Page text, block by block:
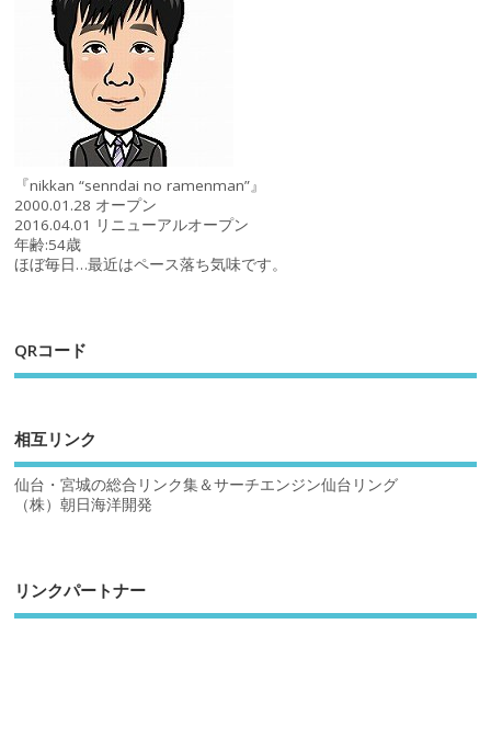
『nikkan “senndai no ramenman”』
2000.01.28 オープン
2016.04.01 リニューアルオープン
年齢:54歳
ほぼ毎日…最近はペース落ち気味です。
QRコード
相互リンク
仙台・宮城の総合リンク集＆サーチエンジン仙台リング
（株）朝日海洋開発
リンクパートナー